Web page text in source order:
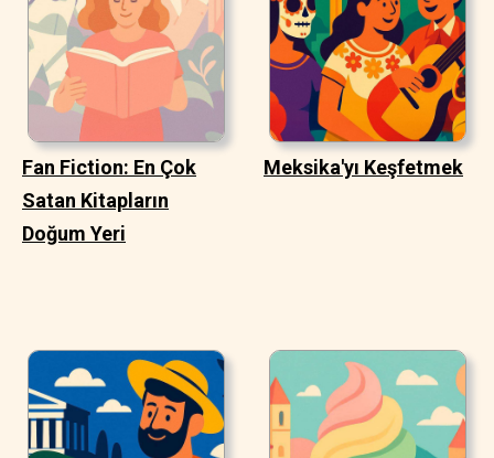
Fan Fiction: En Çok
Satan Kitapların
Doğum Yeri
Meksika'yı Keşfetmek